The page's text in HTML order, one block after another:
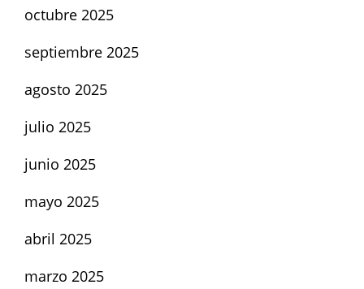
octubre 2025
septiembre 2025
agosto 2025
julio 2025
junio 2025
mayo 2025
abril 2025
marzo 2025